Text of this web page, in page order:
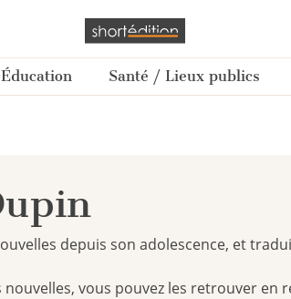
Éducation Santé / Lieux publics
depuis son adolescence, et
nouvelles, vous pouvez les retrouver en